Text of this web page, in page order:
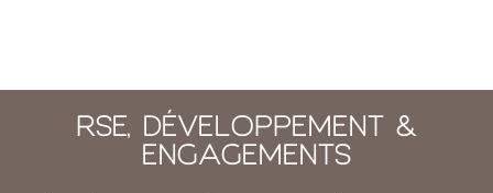
RSE, DÉVELOPPEMENT &
ENGAGEMENTS